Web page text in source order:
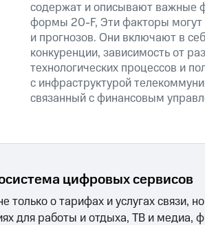
содержат и описывают важные
формы 20-F, Эти факторы могут
и прогнозов. Они включают в
конкуренции, зависимость от
технологических процессов и
с инфраструктурой
связанный с финансовым
цифровых сервисов
только о тарифах и услугах связи,
для работы и отдыха, ТВ и медиа,